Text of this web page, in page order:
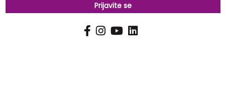
Prijavite se